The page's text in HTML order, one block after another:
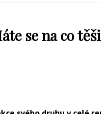
se na co